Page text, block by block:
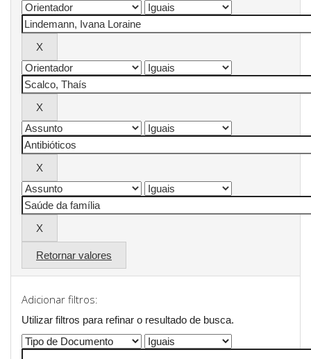
Retornar valores
Adicionar filtros:
Utilizar filtros para refinar o resultado de busca.